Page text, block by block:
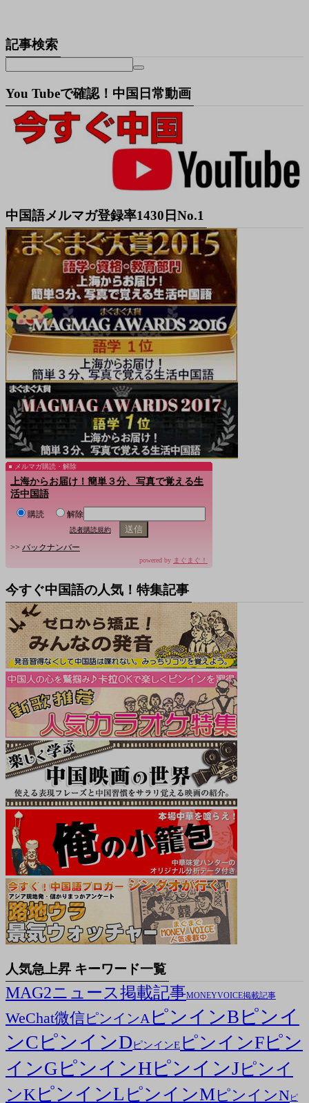
記事検索
You Tubeで確認！中国日常動画
中国語メルマガ登録率1430日No.1
メルマガ購読・解除
上海からお届け！簡単３分、写真で覚える生
活中国語
購読 解除
読者購読規約
>> バックナンバー
powered by まぐまぐ！
今すぐ中国語の人気！特集記事
人気急上昇 キーワード一覧
MAG2ニュース掲載記事MONEYVOICE掲載記事
WeChat微信ピンインA ピンインB ピンイ
ンC ピンインDピンインE ピンインFピン
インG ピンインHピンインJピンイ
ンK ピンインL ピンインMピンインNピ